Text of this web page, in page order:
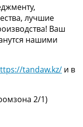
лучшие
Ваш
нашими
tandaw.kz/ и в
2/1)